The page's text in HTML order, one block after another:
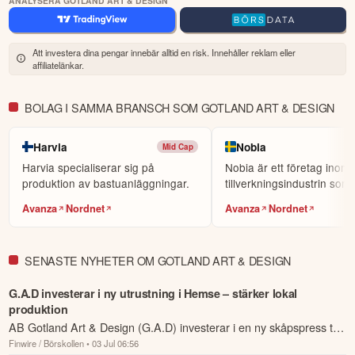
Att investera dina pengar innebär alltid en risk. Innehåller reklam eller
affiliatelänkar.
BOLAG I SAMMA BRANSCH SOM GOTLAND ART & DESIGN
Harvia Mid Cap
Harvia specialiserar sig på
produktion av bastuanläggningar.
Avanza Nordnet
Nobia
Nobia är ett företag inom
tillverkningsindustrin som
Avanza Nordnet
SENASTE NYHETER OM GOTLAND ART & DESIGN
G.A.D investerar i ny utrustning i Hemse – stärker lokal
produktion
AB Gotland Art & Design (G.A.D) investerar i en ny skåpspress till
sitt finsnickeri i Hemse, det framgår av ett pressmeddelande.
Finwire / Börskollen • 03 Jul 06:56